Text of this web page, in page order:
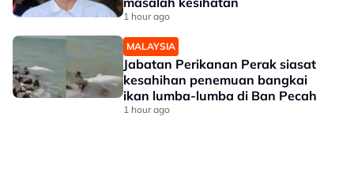
1 hour ago
MALAYSIA
Jabatan Perikanan Perak siasat
kesahihan penemuan bangkai
ikan lumba-lumba di Ban Pecah
1 hour ago